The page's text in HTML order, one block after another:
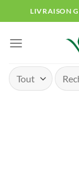
au
contenu
LIVRAISON
pour :